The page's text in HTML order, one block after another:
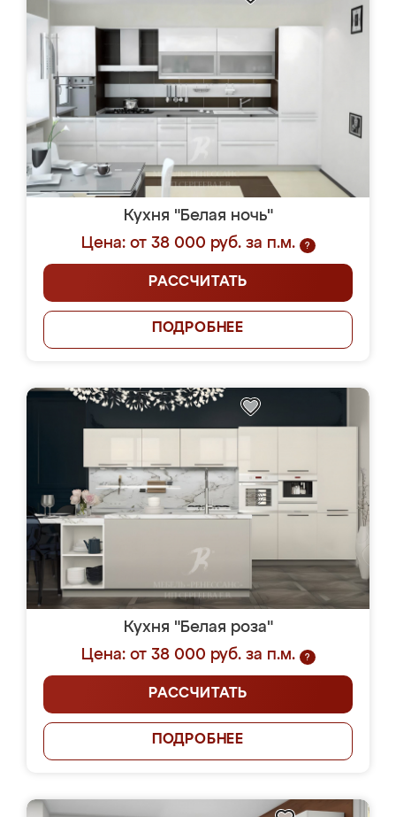
Кухня "Белая ночь"
Цена: от 38 000 руб. за п.м.
?
РАССЧИТАТЬ
ПОДРОБНЕЕ
Кухня "Белая роза"
Цена: от 38 000 руб. за п.м.
?
РАССЧИТАТЬ
ПОДРОБНЕЕ